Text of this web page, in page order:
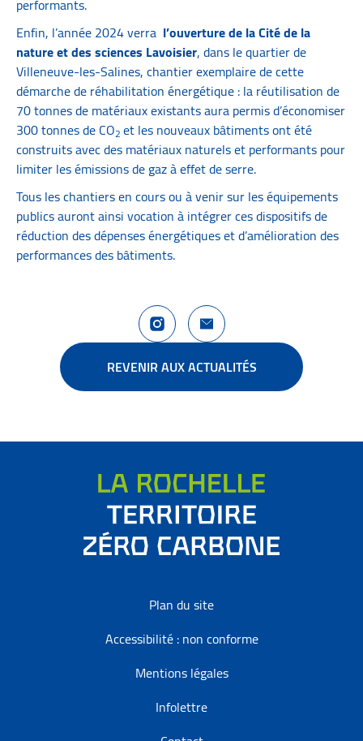
performants.
Enfin, l’année 2024 verra l’ouverture de la Cité de la
nature et des sciences Lavoisier, dans le quartier de
Villeneuve-les-Salines, chantier exemplaire de cette
démarche de réhabilitation énergétique : la réutilisation de
70 tonnes de matériaux existants aura permis d’économiser
300 tonnes de CO2et les nouveaux bâtiments ont été
construits avec des matériaux naturels et performants pour
limiter les émissions de gaz à effet de serre.
Tous les chantiers en cours ou à venir sur les équipements
publics auront ainsi vocation à intégrer ces dispositifs de
réduction des dépenses énergétiques et d’amélioration des
performances des bâtiments.
Compte Instagram La Rochelle
Nous contacter
REVENIR AUX ACTUALITÉS
Plan du site
Accessibilité : non conforme
Mentions légales
Infolettre